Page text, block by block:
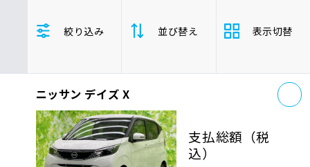
品質管理とサポート体制
お問い合わせ
企業情報
ホンダ
マツダ
ミツビシ
デイズ
絞り込み 並び替え
支払総
額
高
年式 新しい順
表示切替
ニッサン デイズ X
支払総額 （税
込）